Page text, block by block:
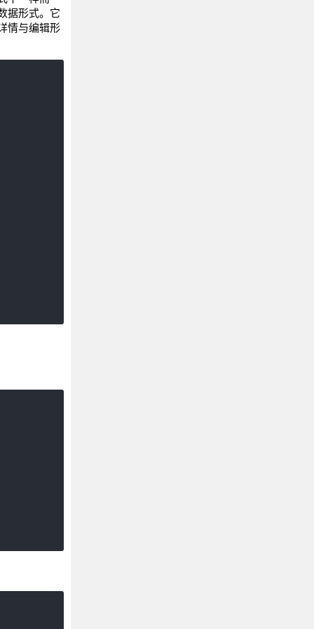
据形式。它
情与编辑形